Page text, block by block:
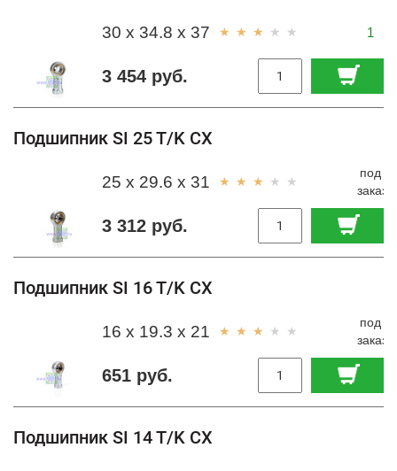
1
3 454 руб.
30 x 34.8 x 37
Подшипник SI 25 T/K CX
под
заказ
3 312 руб.
25 x 29.6 x 31
Подшипник SI 16 T/K CX
под
заказ
651 руб.
16 x 19.3 x 21
Подшипник SI 14 T/K CX